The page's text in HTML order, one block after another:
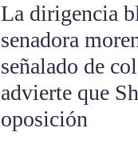
La dirigencia
senadora
señalado de
advierte que
oposición